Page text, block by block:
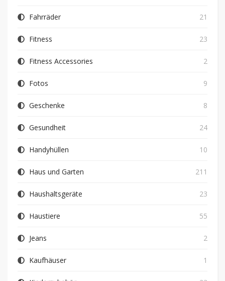
Fahrräder 21
Fitness 23
Fitness Accessories 2
Fotos 9
Geschenke 8
Gesundheit 24
Handyhüllen 10
Haus und Garten 211
Haushaltsgeräte 23
Haustiere 55
Jeans 2
Kaufhäuser 1